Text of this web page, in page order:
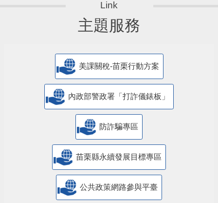
主題服務
美課關稅-苗栗行動方案
內政部警政署「打詐儀錶板」
防詐騙專區
苗栗縣永續發展目標專區
公共政策網路參與平臺